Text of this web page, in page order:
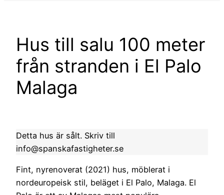
Hus till salu 100 meter
från stranden i El Palo
Malaga
Detta hus är sålt. Skriv till
info@spanskafastigheter.se
Fint, nyrenoverat (2021) hus, möblerat i
nordeuropeisk stil, beläget i El Palo, Malaga. El